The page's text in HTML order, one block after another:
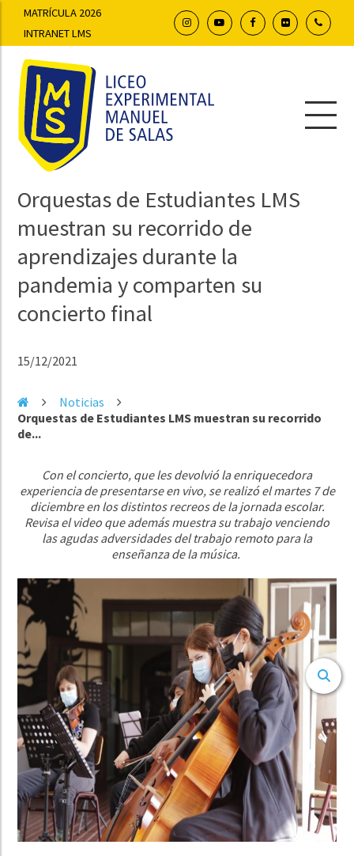
MATRÍCULA 2026
INTRANET LMS
Orquestas de Estudiantes LMS
muestran su recorrido de
aprendizajes durante la
pandemia y comparten su
concierto final
15/12/2021
Noticias
Orquestas de Estudiantes LMS muestran su recorrido
de...
Con el concierto, que les devolvió la enriquecedora
experiencia de presentarse en vivo, se realizó el martes 7 de
diciembre en los distintos recreos de la jornada escolar.
Revisa el video que además muestra su trabajo venciendo
las agudas adversidades del trabajo remoto para la
enseñanza de la música.